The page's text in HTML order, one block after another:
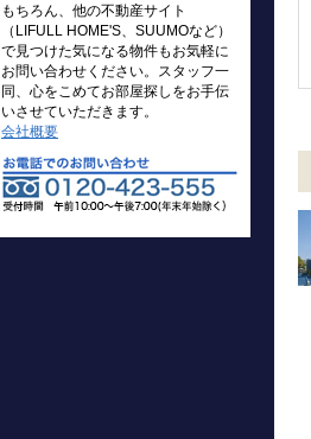
もちろん、他の不動産サイト
（LIFULL HOME'S、SUUMOなど）
で見つけた気になる物件もお気軽に
お問い合わせください。スタッフ一
同、心をこめてお部屋探しをお手伝
いさせていただきます。
会社概要